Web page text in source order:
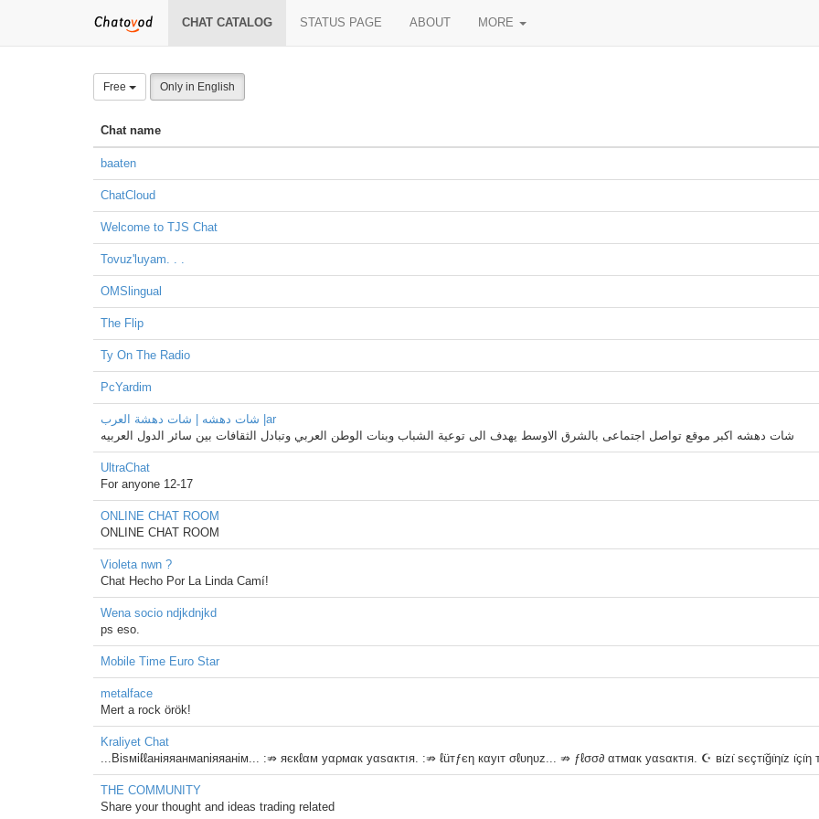
CHAT CATALOG STATUS PAGE ABOUT MORE
Free Only in English
Chat name
baaten
ChatCloud
Welcome to TJS Chat
Tovuz'luyam. . .
OMSlingual
The Flip
Ty On The Radio
PcYardim
شات دهشه | شات دهشة العرب |ar
شات دهشه اكبر موقع تواصل اجتماعى بالشرق الاوسط يهدف الى توعية الشباب وبنات الوطن العربي وتبادل الثقافات بين سائر الدول العربيه
UltraChat
For anyone 12-17
ONLINE CHAT ROOM
ONLINE CHAT ROOM
Violeta nwn ?
Chat Hecho Por La Linda Camí!
Wena socio ndjkdnjkd
ps eso.
Mobile Time Euro Star
metalface
Mert a rock örök!
Kraliyet Chat
...Biѕмiℓℓaнiяяaнмaniяяaнiм... :⇏ яєкℓαм уαρмαк уαѕαктıя. :⇏ ℓüтƒєη кαуιт σℓυηυz... ⇏ ƒℓσσ∂ αтмαк уαѕαктıя. ☪ вι̇zι̇ ѕєçтι̇ğι̇ηι̇z ι̇çι̇η
THE COMMUNITY
Share your thought and ideas trading related